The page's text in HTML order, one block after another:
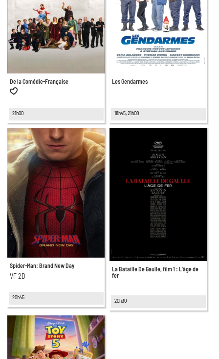
De la Comédie-Française
21h00
Les Gendarmes
18h45, 21h00
Spider-Man: Brand New Day
VF 2D
20h45
La Bataille De Gaulle, film 1 : L'âge de
fer
20h30